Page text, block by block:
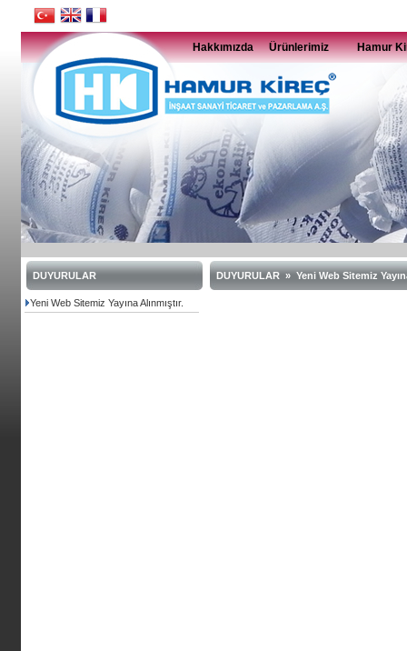
Hakkımızda Ürünlerimiz Hamur
DUYURULAR
Yeni Web Sitemiz Yayına Alınmıştır.
DUYURULAR » Yeni Web Sitemiz